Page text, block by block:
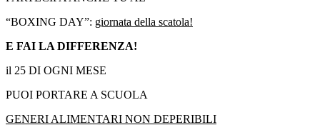
“BOXING DAY”: giornata della scatola!
E FAI LA DIFFERENZA!
il 25 DI OGNI MESE
PUOI PORTARE A SCUOLA
GENERI ALIMENTARI NON DEPERIBILI